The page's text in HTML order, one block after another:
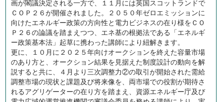
画が閣議決定される一方で、１１月には英国スコットランドで
ＣＯＰ２６が開催されました。２０５０年ゼロエミッションに
向けたエネルギー政策の方向性と電力ビジネスの在り様をＣＯ
Ｐ２６の論議を踏まえつつ、エネ基の根拠法である「エネルギ
ー政策基本法」起草に携わった講師により紐解きます。
更に、１０月に２０２５年向けオークションを終えた容量市場
のあり方と、オークション結果を見据えた制度設計の動向を解
説すると共に、４月より三次調整力②の取引が開始された需給
調整市場の現状と課題及び将来像を、両市場での役割が期待さ
れるアグリゲーターの在り方を踏まえ、資源エネルギー庁及び